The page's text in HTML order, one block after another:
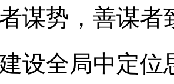
谋势，善谋者
设全局中定位